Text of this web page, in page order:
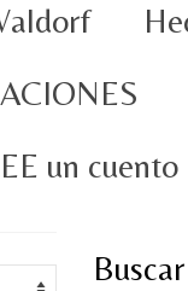
un cuento
Buscar